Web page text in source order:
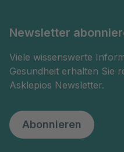
Newsletter
Viele wissenswerte
Gesundheit erhalten Sie
Asklepios Newsletter.
Abonnieren